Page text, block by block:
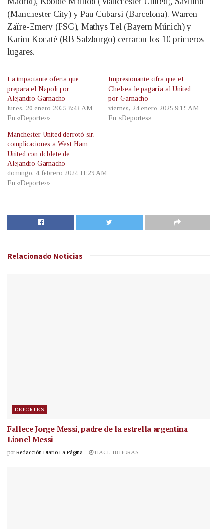
(Manchester City) y Pau Cubarsí (Barcelona). Warren
Zaïre-Emery (PSG), Mathys Tel (Bayern Múnich) y
Karim Konaté (RB Salzburgo) cerraron los 10 primeros
lugares.
La impactante oferta que
prepara el Napoli por
Alejandro Garnacho
lunes, 20 enero 2025 8:43 AM
En «Deportes»
Impresionante cifra que el
Chelsea le pagaría al United
por Garnacho
viernes, 24 enero 2025 9:15 AM
En «Deportes»
Manchester United derrotó sin
complicaciones a West Ham
United con doblete de
Alejandro Garnacho
domingo, 4 febrero 2024 11:29 AM
En «Deportes»
Relacionado Noticias
DEPORTES
Fallece Jorge Messi, padre de la estrella argentina
Lionel Messi
por Redacción Diario La Página HACE 18 HORAS